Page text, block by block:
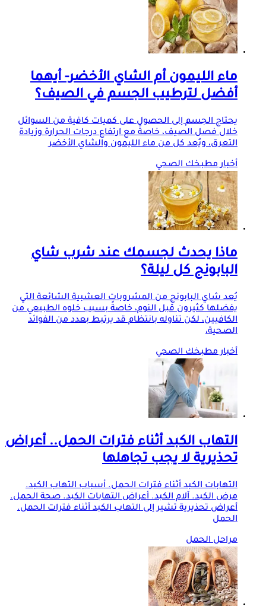
ماء الليمون أم الشاي الأخضر- أيهما
أفضل لترطيب الجسم في الصيف؟
يحتاج الجسم إلى الحصول على كميات كافية من السوائل
خلال فصل الصيف، خاصةً مع ارتفاع درجات الحرارة وزيادة
التعرق، ويُعد كل من ماء الليمون والشاي الأخضر
أخبار مطبخك الصحي
ماذا يحدث لجسمك عند شرب شاي
البابونج كل ليلة؟
يُعد شاي البابونج من المشروبات العشبية الشائعة التي
يفضلها كثيرون قبل النوم، خاصةً بسبب خلوه الطبيعي من
الكافيين، لكن تناوله بانتظام قد يرتبط بعدد من الفوائد
الصحية،
أخبار مطبخك الصحي
التهاب الكبد أثناء فترات الحمل.. أعراض
تحذيرية لا يجب تجاهلها
التهابات الكبد أثناء فترات الحمل. أسباب التهاب الكبد.
مرض الكبد. آلام الكبد. أعراض التهابات الكبد. صحة الحمل.
أعراض تحذيرية تشير إلى التهاب الكبد أثناء فترات الحمل.
الحمل
مراحل الحمل